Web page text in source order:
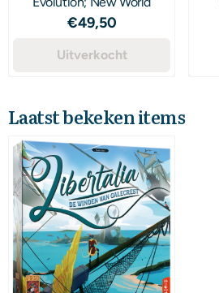
Prijs: 49,50
€49,50
Uitverkocht
Laatst bekeken items